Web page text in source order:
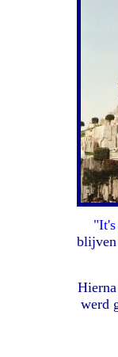
blijven
werd